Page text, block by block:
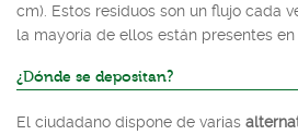
cm). Estos residuos son un flujo cada
la mayoría de ellos están presentes en
¿Dónde se depositan?
El ciudadano dispone de varias